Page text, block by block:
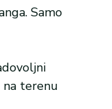
Samo
na terenu